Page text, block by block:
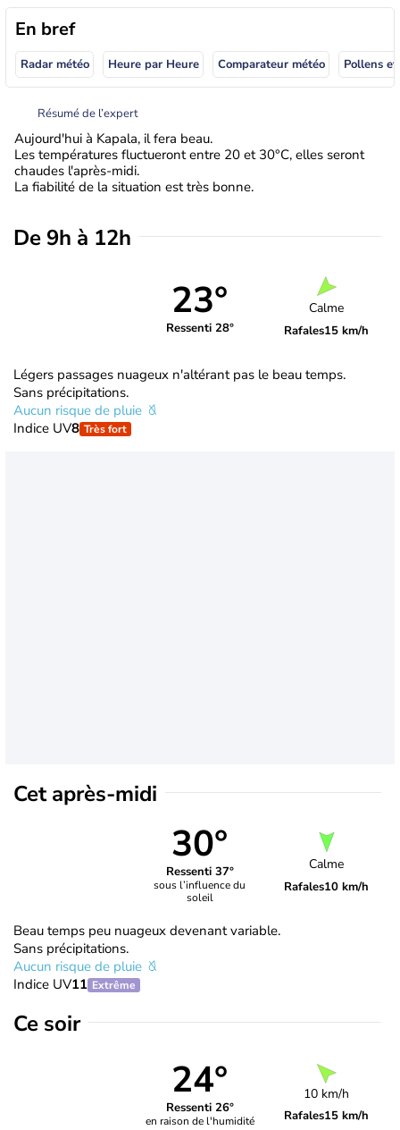
En bref
Radar météo Heure par Heure Comparateur météo Pollens
Résumé de l’expert
Aujourd'hui à Kapala, il fera beau.
Les températures fluctueront entre 20 et 30°C, elles seront
chaudes l'après-midi.
La fiabilité de la situation est très bonne.
De 9h à 12h
23°
Ressenti 28°
Calme
Rafales15 km/h
Légers passages nuageux n'altérant pas le beau temps.
Sans précipitations.
Aucun risque de pluie
Indice UV8 Très fort
Cet après-midi
30°
Ressenti 37°
sous l’influence du
soleil
Calme
Rafales10 km/h
Beau temps peu nuageux devenant variable.
Sans précipitations.
Aucun risque de pluie
Indice UV11 Extrême
Ce soir
24°
Ressenti 26°
en raison de l'humidité
10 km/h
Rafales15 km/h